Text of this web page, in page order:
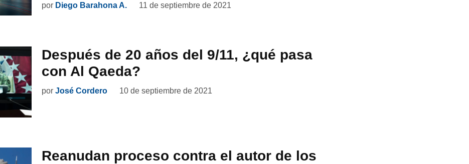
por Diego Barahona A. 11 de septiembre de 2021
Después de 20 años del 9/11, ¿qué pasa
con Al Qaeda?
por José Cordero 10 de septiembre de 2021
Reanudan proceso contra el autor de los